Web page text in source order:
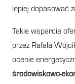
lepiej dopasować
Takie wsparcie
przez Rafała
ocenie
środowiskowo-